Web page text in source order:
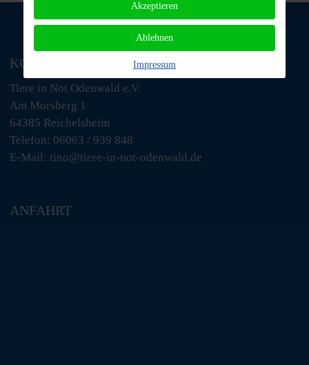
KONTAKT
Tiere in Not Odenwald e.V.
Am Morsberg 1
64385 Reichelsheim
Telefon: 06063 / 939 848
E-Mail: tino@tiere-in-not-odenwald.de
ANFAHRT
Akzeptieren
Ablehnen
Impressum